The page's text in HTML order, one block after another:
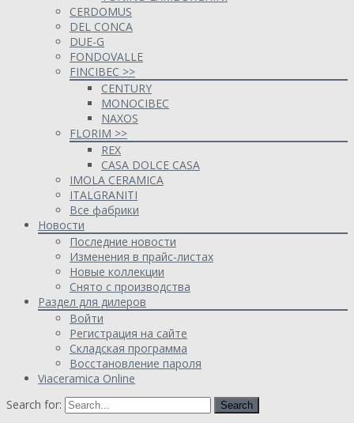
CERDOMUS
DEL CONCA
DUE-G
FONDOVALLE
FINCIBEC >>
CENTURY
MONOCIBEC
NAXOS
FLORIM >>
REX
CASA DOLCE CASA
IMOLA CERAMICA
ITALGRANITI
Все фабрики
Новости
Последние новости
Изменения в прайс-листах
Новые коллекции
Снято с производства
Раздел для дилеров
Войти
Регистрация на сайте
Складская программа
Восстановление пароля
Viaceramica Online
Search for: